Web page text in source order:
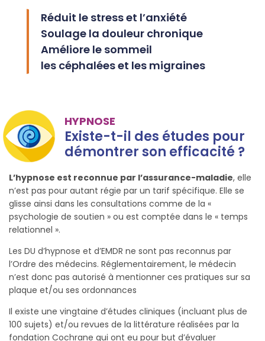
Réduit le stress et l’anxiété
Soulage la douleur chronique
Améliore le sommeil
les céphalées et les migraines
HYPNOSE
Existe-t-il des études pour
démontrer son efficacité ?
L’hypnose est reconnue par l’assurance-maladie, elle
n’est pas pour autant régie par un tarif spécifique. Elle se
glisse ainsi dans les consultations comme de la «
psychologie de soutien » ou est comptée dans le « temps
relationnel ».
Les DU d’hypnose et d’EMDR ne sont pas reconnus par
l’Ordre des médecins. Réglementairement, le médecin
n’est donc pas autorisé à mentionner ces pratiques sur sa
plaque et/ou ses ordonnances
Il existe une vingtaine d’études cliniques (incluant plus de
100 sujets) et/ou revues de la littérature réalisées par la
fondation Cochrane qui ont eu pour but d’évaluer